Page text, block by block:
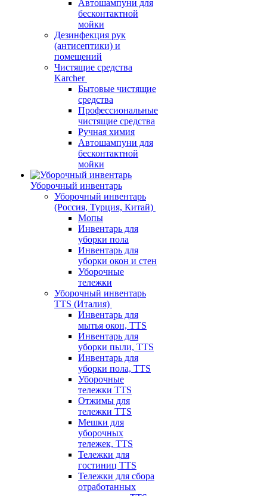
Автошампуни для
бесконтактной
мойки
Дезинфекция рук
(антисептики) и
помещений
Чистящие средства
Karcher
Бытовые чистящие
средства
Профессиональные
чистящие средства
Ручная химия
Автошампуни для
бесконтактной
мойки
Уборочный инвентарь
Уборочный инвентарь
(Россия, Турция, Китай)
Мопы
Инвентарь для
уборки пола
Инвентарь для
уборки окон и стен
Уборочные
тележки
Уборочный инвентарь
TTS (Италия)
Инвентарь для
мытья окон, TTS
Инвентарь для
уборки пыли, TTS
Инвентарь для
уборки пола, TTS
Уборочные
тележки TTS
Отжимы для
тележки TTS
Мешки для
уборочных
тележек, TTS
Тележки для
гостиниц TTS
Тележки для сбора
отработанных